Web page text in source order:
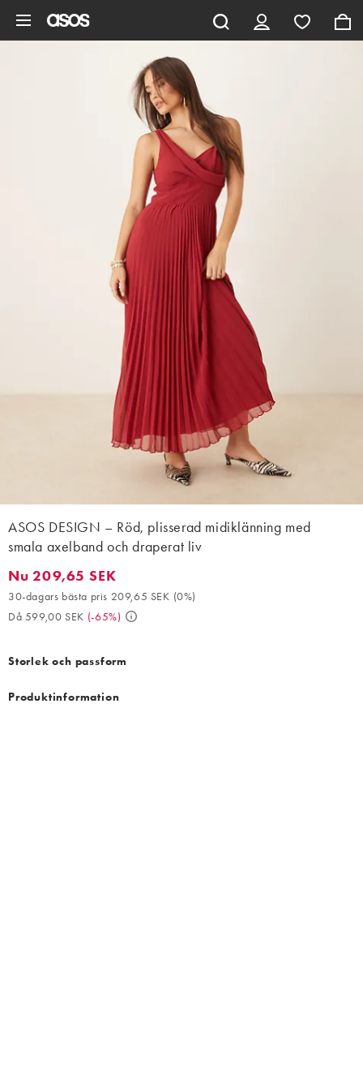
ASOS DESIGN – Röd, plisserad midiklänning med
smala axelband och draperat liv
Nu 209,65 SEK. 30-dagars bästa pris 209,65 SEK (0%). Då
Nu 209,65 SEK
30-dagars bästa pris 209,65 SEK (0%)
Då 599,00 SEK (-65%)
Storlek och passform
Produktinformation